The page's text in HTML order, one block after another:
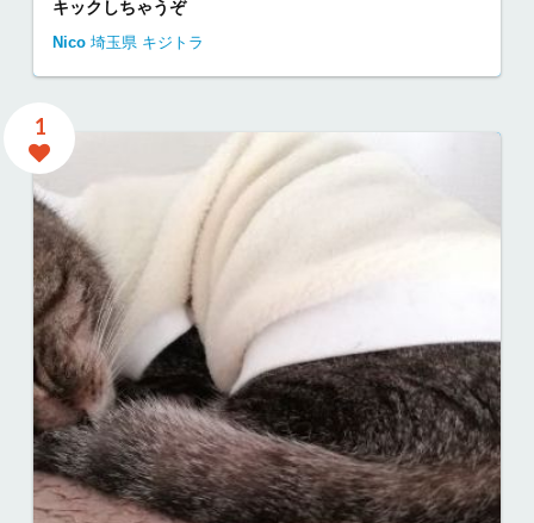
キックしちゃうぞ
Nico 埼玉県 キジトラ
1